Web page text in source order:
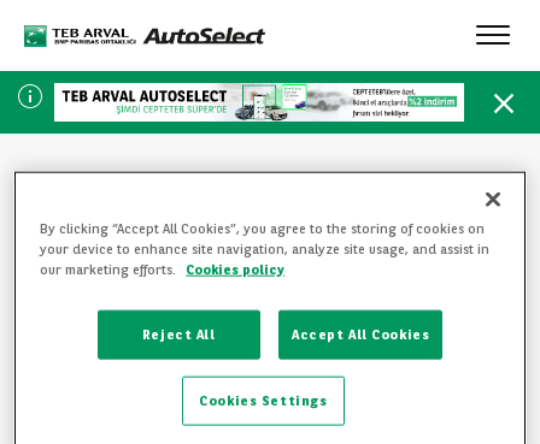
SAYFA BULUNAMADI
Üzgünüz, ziyaret etmek istediğiniz sayfa mevcut değil.
Ziyaretinize devam etmek için lütfen bu bağlantılardan birine
tıklayın:
ANA SAYFAYA GERI DÖN
By clicking “Accept All Cookies”, you agree to the storing of cookies on
your device to enhance site navigation, analyze site usage, and assist in
our marketing efforts.
Cookies policy
Reject All Accept All Cookies
Cookies Settings